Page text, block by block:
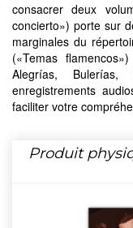
consacrer deux
concierto») porte sur
marginales du
(«Temas
Alegrías,
enregistrements
faciliter votre
Produit